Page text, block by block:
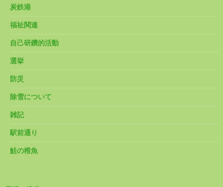
炭鉄港
福祉関連
自己研鑽的活動
選挙
防災
除雪について
雑記
駅前通り
鮭の稚魚